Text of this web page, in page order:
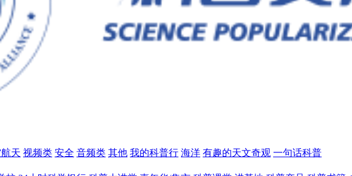
天 视频类 安全 音频类 其他 我的科普行 海洋 有趣的天文奇观 一句话科普